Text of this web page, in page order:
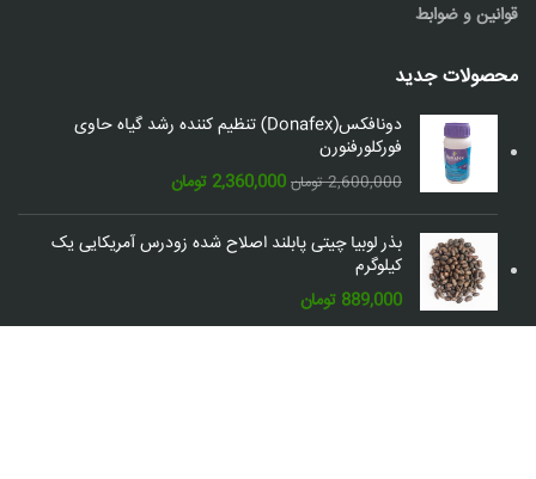
قوانین و ضوابط
محصولات جدید
دونافکس(Donafex) تنظیم کننده رشد گیاه حاوی
فورکلورفنورن
2,600,000 تومان قیمت
اصلی:
2,600,000 تومان
2,360,000 تومانقیمت
فعلی:
2,360,000 تومان.
بذر لوبیا چیتی پابلند اصلاح شده زودرس آمریکایی یک
کیلوگرم
889,000 تومان